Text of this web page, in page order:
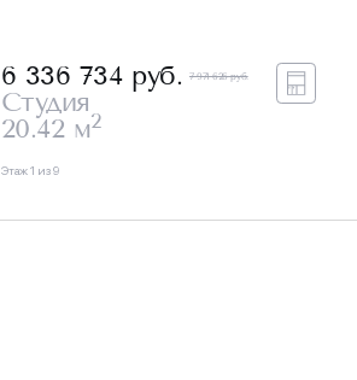
6 336 734 руб. 7 971 626 руб.
Студия
20.42 м2
Этаж 1 из 9